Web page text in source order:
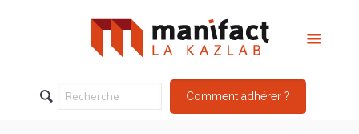
Comment adhérer ?